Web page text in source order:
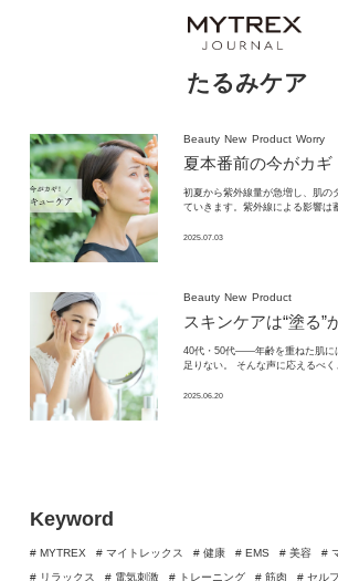
Keyword
# MYTREX # マイトレックス # 健康 # EMS # 美容
#
# リラックス
# 電気刺激 # トレーニング # 筋肉 # セル
たるみケア
Beauty New Product Worry
夏本番前の今がカギ
初夏から紫外線量が急増し、肌の
ていきます。紫外線による影響は
2025.07.03
Beauty New Product
40代・50代——年齢を重ねた肌に
足りない。 そんな声に応えるべ
2025.06.20